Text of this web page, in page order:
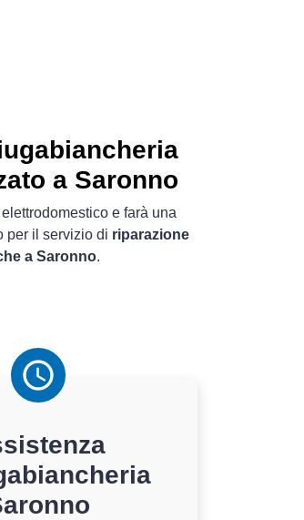
a Saronno
e farà una
per il servizio di riparazione
a Saronno.